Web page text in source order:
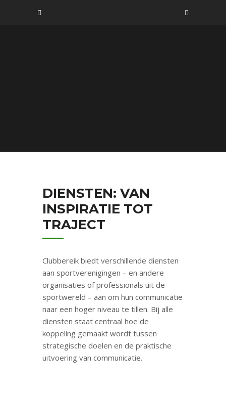
DIENSTEN: VAN
INSPIRATIE TOT
TRAJECT
Clubbereik biedt verschillende diensten
aan sportverenigingen – en andere
organisaties of professionals uit de
sportwereld – aan om hun communicatie
naar een hoger niveau te tillen. Bij alle
diensten staat centraal hoe de
koppeling gemaakt wordt tussen
strategische doelen en de praktische
uitvoering van communicatie.